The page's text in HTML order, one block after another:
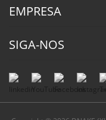
EMPRESA
SIGA-NOS